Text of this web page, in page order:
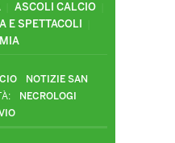
ASCOLI CALCIO
E SPETTACOLI
NOTIZIE SAN
NECROLOGI